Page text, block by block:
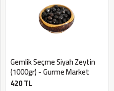
Gemlik Seçme Siyah Zeytin
(1000gr) - Gurme Market
420 TL